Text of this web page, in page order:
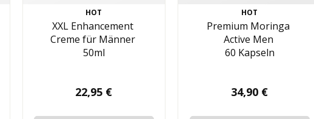
HOT
XXL Enhancement
Creme für Männer
50ml
22,95 €
HOT
Premium Moringa
Active Men
60 Kapseln
34,90 €